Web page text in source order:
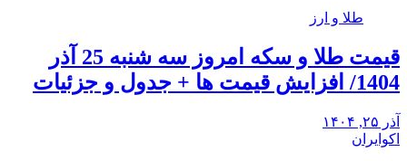
طلا و ارز
قیمت طلا و سکه امروز سه شنبه 25 آذر
1404/ افزایش قیمت ها + جدول و جزئیات
آذر ۲۵, ۱۴۰۴
اکوایران